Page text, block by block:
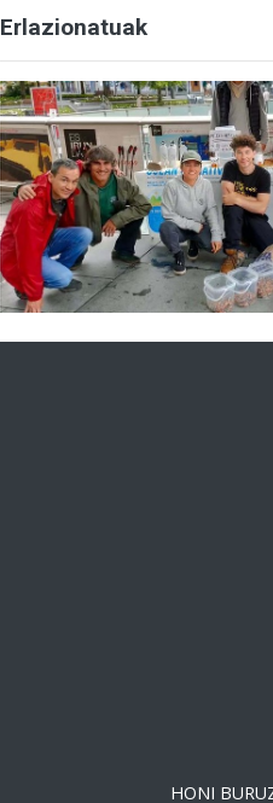
Erlazionatuak
HONI